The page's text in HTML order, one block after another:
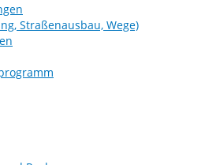
Straßenausbau, Wege)